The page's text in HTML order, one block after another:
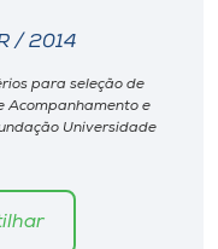
/ 2014
para seleção de
Acompanhamento e
Universidade